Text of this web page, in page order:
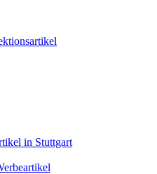
in Stuttgart